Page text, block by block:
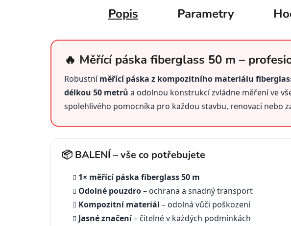
Popis Parametry
🔥 Měřící páska fiberglass 50 m –
Robustníměřící páska z kompozitního materiálu
délkou 50 metrů a odolnou konstrukcí zvládne měření ve
spolehlivého pomocníka pro každou stavbu, renovaci nebo
📦 BALENÍ – vše co potřebujete
1× měřící páska fiberglass 50 m
Odolné pouzdro– ochrana a snadný transport
Kompozitní materiál – odolná vůči poškození
Jasné značení– čitelné v każdých podmínkách